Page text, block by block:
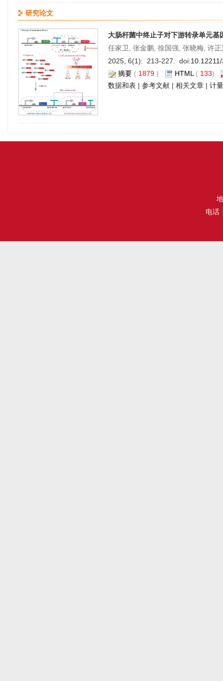
研究论文
大肠杆菌中终止子对下游转录单元基
任家卫, 张金鹏, 徐国强, 张晓梅, 许
2025, 6(1): 213-227. doi:
摘要 ( 1879 ) HTML ( 133)
数据和表 | 参考文献 | 相关文章 | 计
电话